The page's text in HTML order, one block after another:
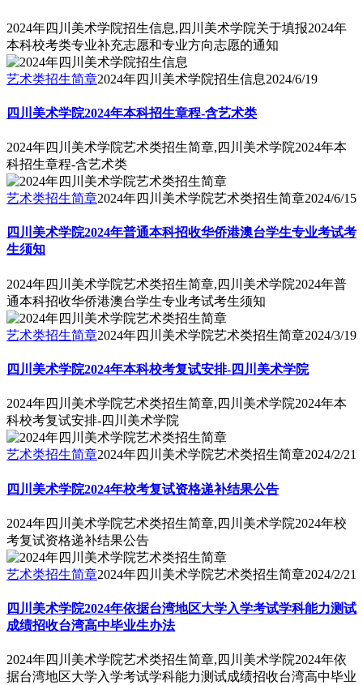
2024年四川美术学院招生信息,四川美术学院关于填报2024年
本科校考类专业补充志愿和专业方向志愿的通知
艺术类招生简章2024年四川美术学院招生信息2024/6/19
四川美术学院2024年本科招生章程-含艺术类
2024年四川美术学院艺术类招生简章,四川美术学院2024年本
科招生章程-含艺术类
艺术类招生简章2024年四川美术学院艺术类招生简章2024/6/15
四川美术学院2024年普通本科招收华侨港澳台学生专业考试考
生须知
2024年四川美术学院艺术类招生简章,四川美术学院2024年普
通本科招收华侨港澳台学生专业考试考生须知
艺术类招生简章2024年四川美术学院艺术类招生简章2024/3/19
四川美术学院2024年本科校考复试安排-四川美术学院
2024年四川美术学院艺术类招生简章,四川美术学院2024年本
科校考复试安排-四川美术学院
艺术类招生简章2024年四川美术学院艺术类招生简章2024/2/21
四川美术学院2024年校考复试资格递补结果公告
2024年四川美术学院艺术类招生简章,四川美术学院2024年校
考复试资格递补结果公告
艺术类招生简章2024年四川美术学院艺术类招生简章2024/2/21
四川美术学院2024年依据台湾地区大学入学考试学科能力测试
成绩招收台湾高中毕业生办法
2024年四川美术学院艺术类招生简章,四川美术学院2024年依
据台湾地区大学入学考试学科能力测试成绩招收台湾高中毕业